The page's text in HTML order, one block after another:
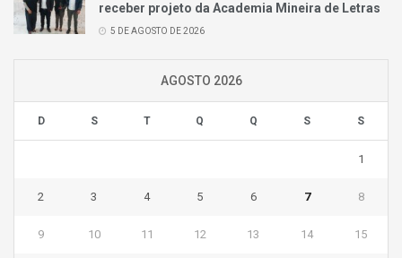
receber projeto da Academia Mineira de Letras
5 DE AGOSTO DE 2026
AGOSTO 2026
D S T Q Q S S
1
2 3 4 5 6 7 8
9 10 11 12 13 14 15